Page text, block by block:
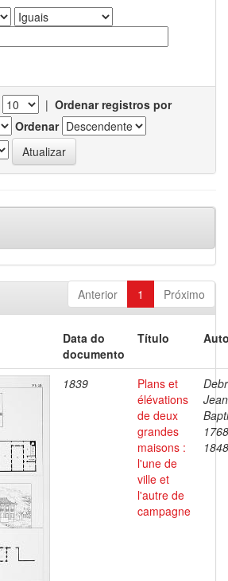
| Ordenar registros por
Ordenar
Anterior 1 Próximo
Data do
documento
Título
1839
Plans et
élévations
de deux
grandes
maisons :
l'une de
ville et
l'autre de
campagne
Jean
1848